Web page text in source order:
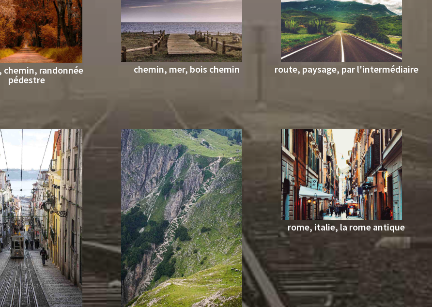
chemin, randonnée
pédestre
chemin, mer, bois chemin route, paysage, par l'intermédiaire
rome, italie, la rome antique